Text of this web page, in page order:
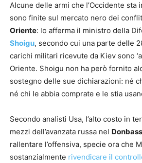
Alcune delle armi che l’Occidente sta
sono finite sul mercato nero dei
Oriente: lo afferma il ministro della
Shoigu, secondo cui una parte delle
carichi militari ricevute da Kiev sono
Oriente. Shoigu non ha però fornito
sostegno delle sue dichiarazioni: né
né chi le abbia comprate e le stia
Secondo analisti Usa, l’alto costo in
mezzi dell’avanzata russa nel Donbass
rallentare l’offensiva, specie ora che
sostanzialmente rivendicare il